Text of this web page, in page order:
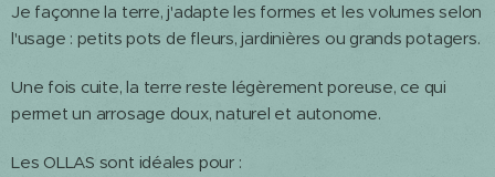
Je façonne la terre, j'adapte les formes et les volumes selon
l'usage : petits pots de fleurs, jardinières ou grands potagers.
Une fois cuite, la terre reste légèrement poreuse, ce qui
permet un arrosage doux, naturel et autonome.
Les OLLAS sont idéales pour :